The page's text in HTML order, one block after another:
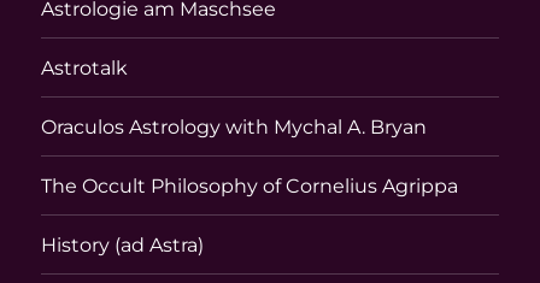
Astrologie am Maschsee
Astrotalk
Oraculos Astrology with Mychal A. Bryan
The Occult Philosophy of Cornelius Agrippa
History (ad Astra)